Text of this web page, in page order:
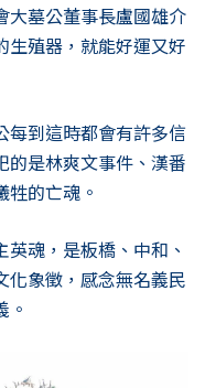
大墓公董事長盧國雄介
生殖器，就能好運又好
每到這時都會有許多信
的是林爽文事件、漢番
的亡魂。
英魂，是板橋、中和、
化象徵，感念無名義民
。